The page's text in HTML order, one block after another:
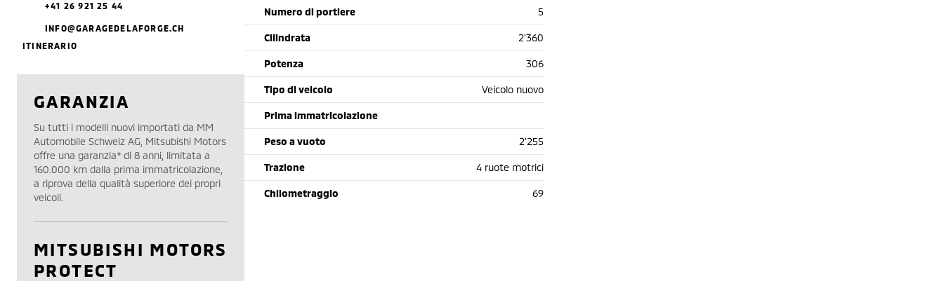
Numero di portiere 5
Cilindrata 2'360
Potenza 306
Tipo di veicolo Veicolo nuovo
Prima immatricolazione
Peso a vuoto 2'255
Trazione 4 ruote motrici
Chilometraggio 69
+41 26 921 25 44
INFO@GARAGEDELAFORGE.CH
ITINERARIO
GARANZIA
Su tutti i modelli nuovi importati da MM
Automobile Schweiz AG, Mitsubishi Motors
offre una garanzia* di 8 anni, limitata a
160.000 km dalla prima immatricolazione,
a riprova della qualità superiore dei propri
veicoli.
MITSUBISHI MOTORS
PROTECT